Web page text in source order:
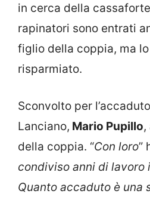
in cerca della cassaforte
rapinatori sono entrati
figlio della coppia, ma
risparmiato.
Sconvolto per
Lanciano, Mario Pupillo
della coppia. “Con loro”
condiviso anni di lavoro
Quanto accaduto è una